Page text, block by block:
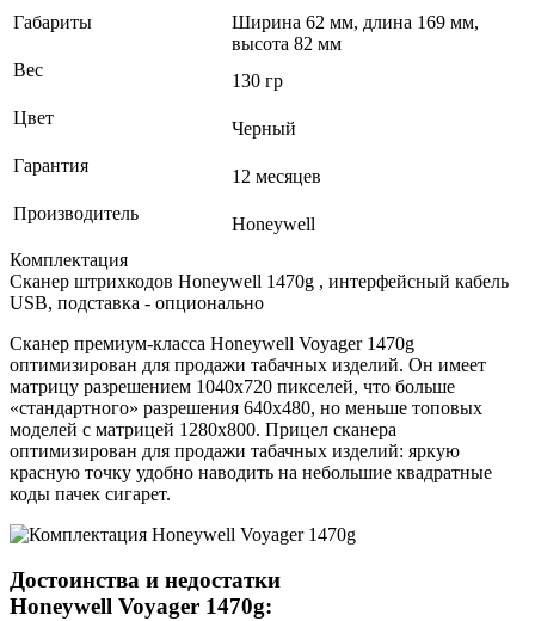
Габариты
Ширина 62 мм, длина 169 мм,
высота 82 мм
Вес
130 гр
Цвет
Черный
Гарантия
12 месяцев
Производитель
Honeywell
Комплектация
Сканер штрихкодов Honeywell 1470g , интерфейсный кабель
USB, подставка - опционально
Сканер премиум‑класса Honeywell Voyager 1470g
оптимизирован для продажи табачных изделий. Он имеет
матрицу разрешением 1040x720 пикселей, что больше
«стандартного» разрешения 640x480, но меньше топовых
моделей с матрицей 1280x800. Прицел сканера
оптимизирован для продажи табачных изделий: яркую
красную точку удобно наводить на небольшие квадратные
коды пачек сигарет.
Достоинства и недостатки
Honeywell Voyager 1470g: